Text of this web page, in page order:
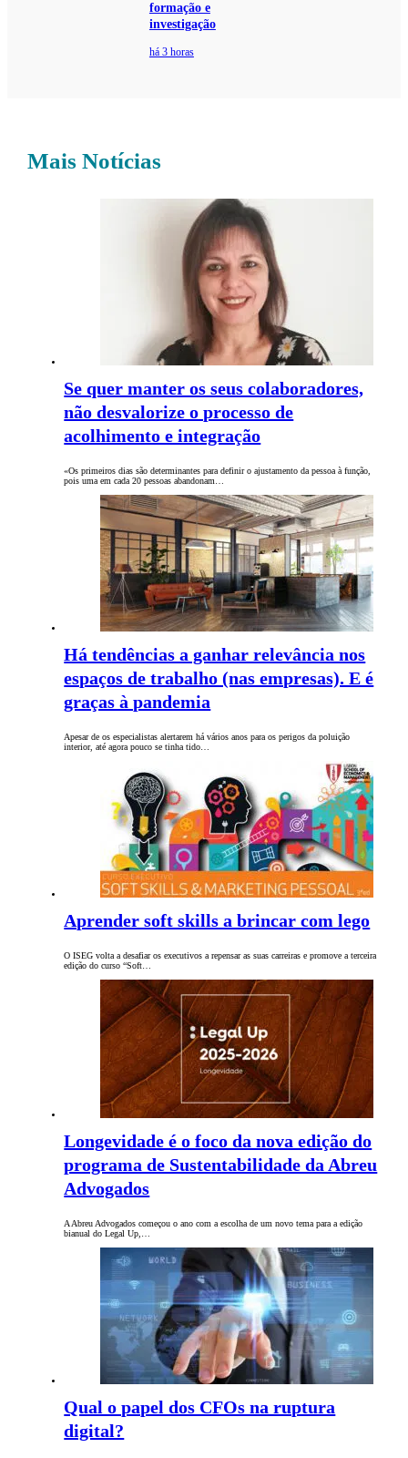
formação e
investigação
há 3 horas
Mais Notícias
Se quer manter os seus colaboradores,
não desvalorize o processo de
acolhimento e integração
«Os primeiros dias são determinantes para definir o ajustamento da pessoa à função,
pois uma em cada 20 pessoas abandonam…
Há tendências a ganhar relevância nos
espaços de trabalho (nas empresas). E é
graças à pandemia
Apesar de os especialistas alertarem há vários anos para os perigos da poluição
interior, até agora pouco se tinha tido…
Aprender soft skills a brincar com lego
O ISEG volta a desafiar os executivos a repensar as suas carreiras e promove a terceira
edição do curso “Soft…
Longevidade é o foco da nova edição do
programa de Sustentabilidade da Abreu
Advogados
A Abreu Advogados começou o ano com a escolha de um novo tema para a edição
bianual do Legal Up,…
Qual o papel dos CFOs na ruptura
digital?